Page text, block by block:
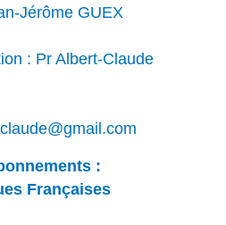
Jérôme GUEX
: Pr Albert-Claude
:
Françaises